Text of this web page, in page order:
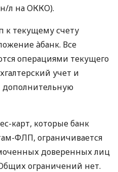
л на ОККО).
к текущему счету
àбанк. Все
операциями текущего
учет и
карт, которые банк
ФЛП, ограничивается
доверенных лиц
ограничений нет.